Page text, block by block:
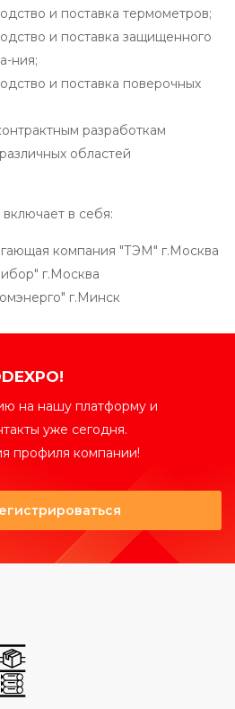
и поставка термометров;
и поставка защищенного
ния;
и поставка поверочных
разработкам
областей
в себя:
компания "ТЭМ" г.Москва
г.Москва
г.Минск
на нашу платформу и
уже сегодня.
профиля компании!